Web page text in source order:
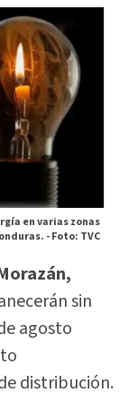
en varias zonas
-Foto: TVC
sin
agosto
distribución.